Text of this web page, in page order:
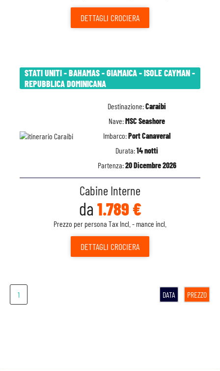
DETTAGLI CROCIERA
STATI UNITI - BAHAMAS - GIAMAICA - ISOLE CAYMAN -
REPUBBLICA DOMINICANA
Destinazione:Caraibi
Nave:MSC Seashore
Imbarco:Port Canaveral
Durata:14 notti
Partenza:20 Dicembre 2026
Cabine Interne
da 1.789 €
Prezzo per persona Tax Incl. - mance incl.
DETTAGLI CROCIERA
1 DATA PREZZO